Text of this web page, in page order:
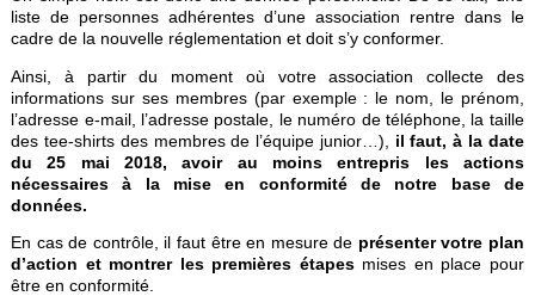
liste de personnes adhérentes d’une association rentre dans le
cadre de la nouvelle réglementation et doit s’y conformer.
Ainsi, à partir du moment où votre association collecte des
informations sur ses membres (par exemple : le nom, le prénom,
l’adresse e-mail, l’adresse postale, le numéro de téléphone, la taille
des tee-shirts des membres de l’équipe junior…), il faut, à la date
du 25 mai 2018, avoir au moins entrepris les actions
nécessaires à la mise en conformité de notre base de
données.
En cas de contrôle, il faut être en mesure de présenter votre plan
d’action et montrer les premières étapesmises en place pour
être en conformité.